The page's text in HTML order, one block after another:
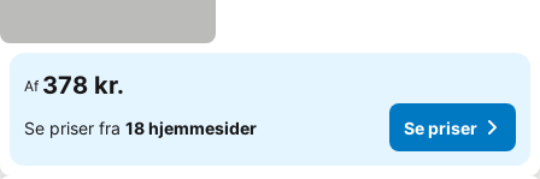
Af 378 kr.
Se priser fra 18 hjemmesider Se priser